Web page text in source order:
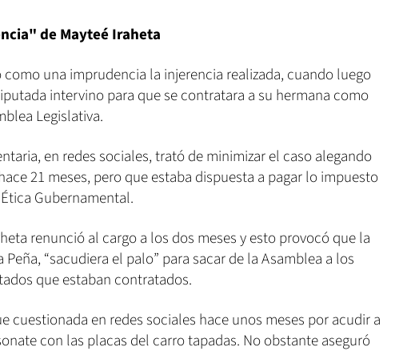
de Mayteé Iraheta
como una imprudencia la injerencia realizada, cuando luego
intervino para que se contratara a su hermana como
Legislativa.
en redes sociales, trató de minimizar el caso alegando
21 meses, pero que estaba dispuesta a pagar lo impuesto
Gubernamental.
renunció al cargo a los dos meses y esto provocó que la
“sacudiera el palo” para sacar de la Asamblea a los
que estaban contratados.
cuestionada en redes sociales hace unos meses por acudir a
con las placas del carro tapadas. No obstante aseguró